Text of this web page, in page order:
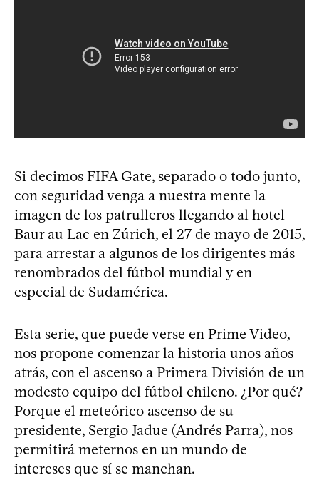
Si decimos FIFA Gate, separado o todo junto,
con seguridad venga a nuestra mente la
imagen de los patrulleros llegando al hotel
Baur au Lac en Zúrich, el 27 de mayo de 2015,
para arrestar a algunos de los dirigentes más
renombrados del fútbol mundial y en
especial de Sudamérica.
Esta serie, que puede verse en Prime Video,
nos propone comenzar la historia unos años
atrás, con el ascenso a Primera División de un
modesto equipo del fútbol chileno. ¿Por qué?
Porque el meteórico ascenso de su
presidente, Sergio Jadue (Andrés Parra), nos
permitirá meternos en un mundo de
intereses que sí se manchan.